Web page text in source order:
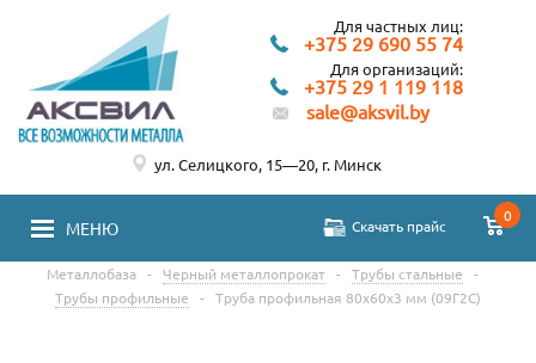
Для частных лиц:
+375 29 690 55 74
Для организаций:
+375 29 1 119 118
sale@aksvil.by
МЕНЮ Скачать прайс
0
ул. Селицкого, 15—20, г. Минск
Металлобаза - Черный металлопрокат - Трубы стальные
-
Трубы профильные
- Труба профильная 80х60х3 мм (09Г2С)